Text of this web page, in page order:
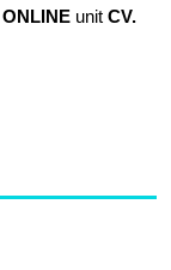
ONLINE unit CV.